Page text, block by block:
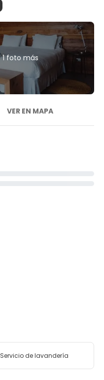
1 foto más
VER EN MAPA
Servicio de lavandería